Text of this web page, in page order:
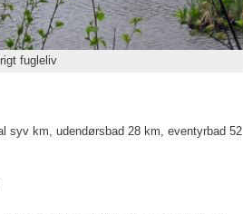
fugleliv
syv km, udendørsbad 28 km, eventyrbad 52